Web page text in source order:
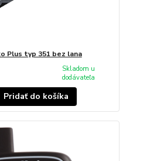
Plus typ 351 bez lana
Skladom u
dodávateľa
Pridať do košíka